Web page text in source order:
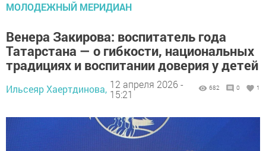
МОЛОДЕЖНЫЙ МЕРИДИАН
Венера Закирова: воспитатель года
Татарстана — о гибкости, национальных
традициях и воспитании доверия у детей
Ильсеяр Хаертдинова, 12 апреля 2026 -
15:21
682 0 1